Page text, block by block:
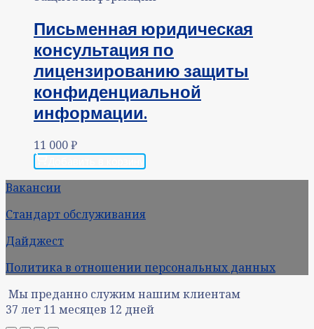
Письменная юридическая
консультация по
лицензированию защиты
конфиденциальной
информации.
11 000₽
Вакансии
Стандарт обслуживания
Дайджест
Политика в отношении персональных данных
Мы преданно служим нашим клиентам
37 лет 11 месяцев 12 дней